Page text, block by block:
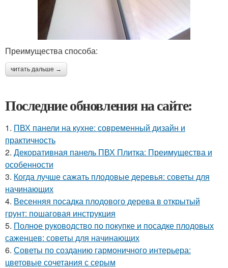
Преимущества способа:
читать дальше →
Последние обновления на сайте:
1. ПВХ панели на кухне: современный дизайн и
практичность
2. Декоративная панель ПВХ Плитка: Преимущества и
особенности
3. Когда лучше сажать плодовые деревья: советы для
начинающих
4. Весенняя посадка плодового дерева в открытый
грунт: пошаговая инструкция
5. Полное руководство по покупке и посадке плодовых
саженцев: советы для начинающих
6. Советы по созданию гармоничного интерьера:
цветовые сочетания с серым